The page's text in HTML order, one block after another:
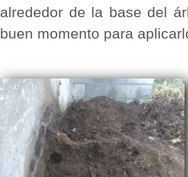
alrededor de la base del
buen momento para